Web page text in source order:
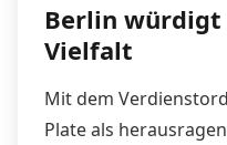
Berlin
Vielfalt
Mit dem
Plate als